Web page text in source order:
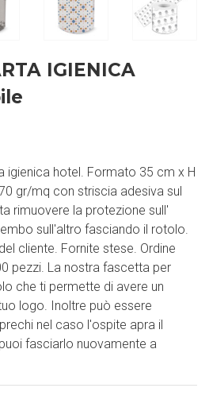
IGIENICA
igienica hotel. Formato 35 cm x H
gr/mq con striscia adesiva sul
rimuovere la protezione sull'
sull'altro fasciando il rotolo.
cliente. Fornite stese. Ordine
pezzi. La nostra fascetta per
che ti permette di avere un
logo. Inoltre può essere
nel caso l'ospite apra il
fasciarlo nuovamente a